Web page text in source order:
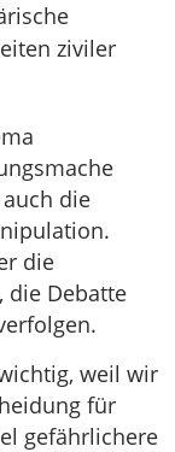
ziviler
die
die
die Debatte
weil wir
für
gefährlichere